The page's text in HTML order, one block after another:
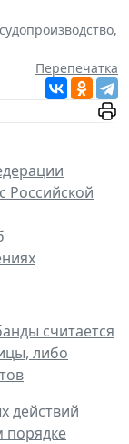
судопроизводство,
Перепечатка
Российской
считается
либо
действий
порядке